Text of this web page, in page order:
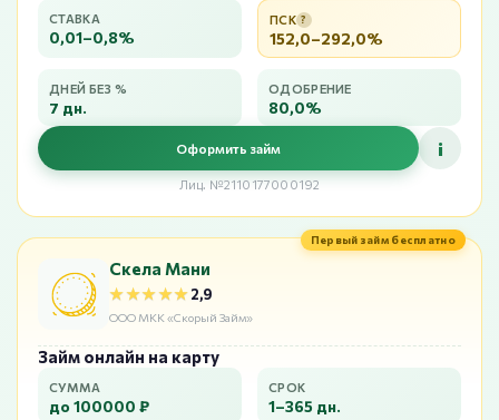
СТАВКА
0,01–0,8%
ПСК ?
152,0–292,0%
ДНЕЙ БЕЗ %
7 дн.
ОДОБРЕНИЕ
80,0%
Оформить займ i
Лиц. №2110177000192
Первый займ бесплатно
Скела Мани
★★★★★
★★★★★2,9
ООО МКК «Скорый Займ»
Займ онлайн на карту
СУММА
до 100000 ₽
СРОК
1–365 дн.